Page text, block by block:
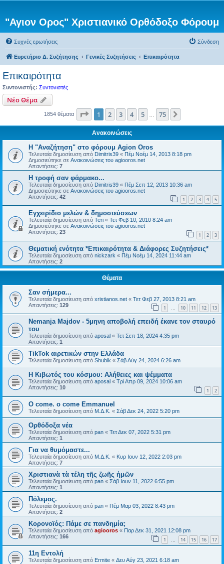
"Αγιον Ορος" Χριστιανικό Ορθόδοξο Φόρουμ
Συχνές ερωτήσεις Σύνδεση
Ευρετήριο Δ. Συζήτησης Γενικές Συζητήσεις Επικαιρότητα
Επικαιρότητα
Συντονιστής: Συντονιστές
Νέο Θέμα
1854 θέματα Σελίδα από75
1 2 3 4 5 75
Ανακοινώσεις
Η "Αναζήτηση" στο φόρουμ Agion Oros
Τελευταία δημοσίευση από Dimitris39 « Πέμ Νοέμ 14, 2013 8:18 pm
Δημοσιεύτηκε σε Ανακοινώσεις του agiooros.net
Απαντήσεις: 7
H τροφή σαν φάρμακο...
Τελευταία δημοσίευση από Dimitris39 « Πέμ Σεπ 12, 2013 10:36 am
Δημοσιεύτηκε σε Ανακοινώσεις του agiooros.net
Απαντήσεις: 42 1 2 3 4 5
Εγχειρίδιο μελών & δημοσιεύσεων
Τελευταία δημοσίευση από Teri « Τετ Φεβ 10, 2010 8:24 am
Δημοσιεύτηκε σε Ανακοινώσεις του agiooros.net
Απαντήσεις: 23 1 2 3
Θεματική ενότητα *Επικαιρότητα & Διάφορες Συζητήσεις*
Τελευταία δημοσίευση από nickzark « Πέμ Νοέμ 14, 2024 11:44 am
Απαντήσεις: 2
Θέματα
Σαν σήμερα...
Τελευταία δημοσίευση από xristianos.net « Τετ Φεβ 27, 2013 8:21 am
Απαντήσεις: 129 1 10 11 12 13
Nemanja Majdov - 5μηνη αποβολή επειδή έκανε τον σταυρό
του
Τελευταία δημοσίευση από aposal « Τετ Σεπ 18, 2024 4:35 pm
Απαντήσεις: 1
TikTok αιρετικών στην Ελλάδα
Τελευταία δημοσίευση από Shubik « Σάβ Αύγ 24, 2024 6:26 am
Η Κιβωτός του κόσμου: Αλήθειες και ψέμματα
Τελευταία δημοσίευση από aposal « Τρί Απρ 09, 2024 10:06 am
Απαντήσεις: 10 1 2
O come. o come Emmanuel
Τελευταία δημοσίευση από Μ.Δ.Κ. « Σάβ Δεκ 24, 2022 5:20 pm
Ορθόδοξα νέα
Τελευταία δημοσίευση από pan « Τετ Δεκ 07, 2022 5:31 pm
Απαντήσεις: 1
Για να θυμόμαστε...
Τελευταία δημοσίευση από Μ.Δ.Κ. « Κυρ Ιουν 12, 2022 2:03 pm
Απαντήσεις: 7
Χριστιανὰ τὰ τέλη τῆς ζωῆς ἡμῶν
Τελευταία δημοσίευση από pan « Σάβ Ιουν 11, 2022 6:55 pm
Απαντήσεις: 1
Πόλεμος.
Τελευταία δημοσίευση από pan « Πέμ Μαρ 03, 2022 8:43 pm
Απαντήσεις: 2
Κορονοϊός: Πάμε σε πανδημία;
Τελευταία δημοσίευση από agiooros « Παρ Δεκ 31, 2021 12:08 pm
Απαντήσεις: 166 1 … 14 15 16 17
11η Εντολή
Τελευταία δημοσίευση από Ermite « Δευ Αύγ 23, 2021 6:18 am